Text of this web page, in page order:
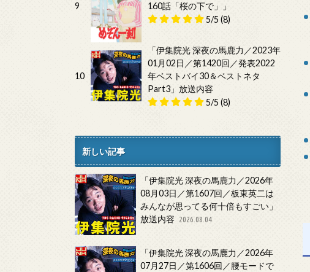
9
160話「桜の下で」」
5/5 (8)
10
「伊集院光 深夜の馬鹿力／2023年
01月02日／第1420回／発表2022
年ベストバイ30＆ベストネタ
Part3」放送内容
5/5 (8)
新しい記事
「伊集院光 深夜の馬鹿力／2026年
08月03日／第1607回／板東英二は
みんなが思ってる何十倍もすごい」
放送内容
2026.08.04
「伊集院光 深夜の馬鹿力／2026年
07月27日／第1606回／腰モードで